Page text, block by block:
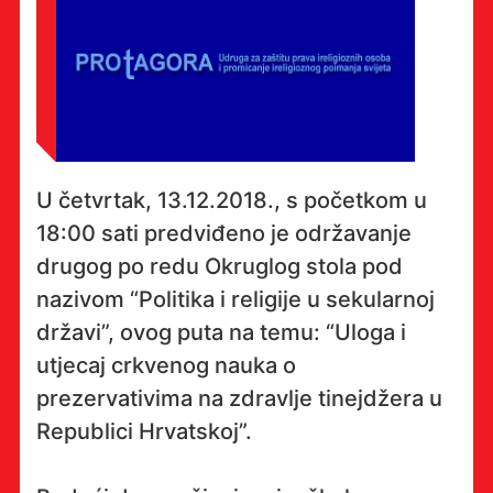
U četvrtak, 13.12.2018., s početkom u
18:00 sati predviđeno je održavanje
drugog po redu Okruglog stola pod
nazivom “Politika i religije u sekularnoj
državi”, ovog puta na temu: “Uloga i
utjecaj crkvenog nauka o
prezervativima na zdravlje tinejdžera u
Republici Hrvatskoj”.